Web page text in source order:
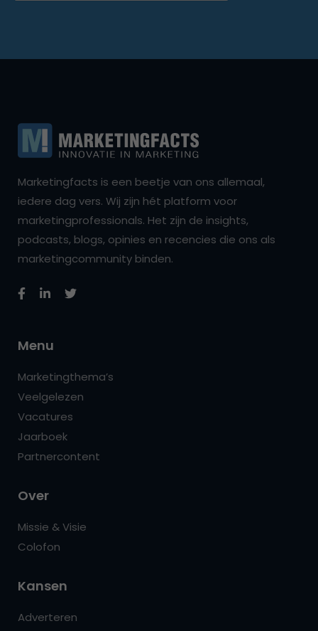
Marketingfacts is een beetje van ons allemaal,
iedere dag vers. Wij zijn hét platform voor
marketingprofessionals. Het zijn de insights,
podcasts, blogs, opinies en recencies die ons als
marketingcommunity binden.
Menu
Marketingthema’s
Veelgelezen
Vacatures
Jaarboek
Partnercontent
Over
Missie & Visie
Colofon
Kansen
Adverteren